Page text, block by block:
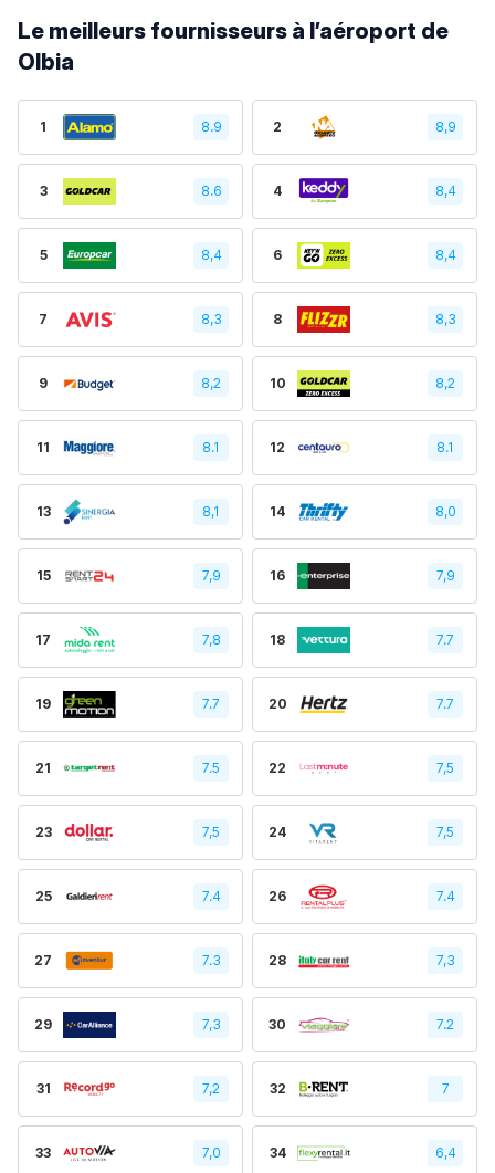
Le meilleurs fournisseurs à l’aéroport de
Olbia
1 8.9 2 8,9
3 8.6 4 8,4
5 8,4 6 8,4
7 8,3 8 8,3
9 8,2 10 8,2
11 8.1 12 8.1
13 8,1 14 8,0
15 7,9 16 7,9
17 7,8 18 7.7
19 7.7 20 7.7
21 7.5 22 7,5
23 7,5 24 7,5
25 7.4 26 7.4
27 7.3 28 7,3
29 7,3 30 7.2
31 7,2 32 7
33 7,0 34 6,4